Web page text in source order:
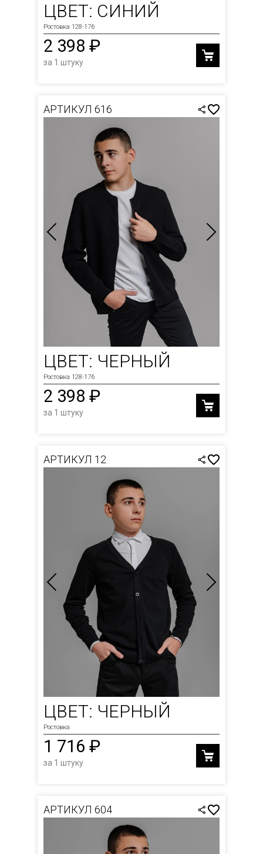
ЦВЕТ: СИНИЙ
Ростовка 128-176
2 398 ₽
за 1 штуку
АРТИКУЛ 616
ЦВЕТ: ЧЕРНЫЙ
Ростовка 128-176
2 398 ₽
за 1 штуку
АРТИКУЛ 12
ЦВЕТ: ЧЕРНЫЙ
Ростовка
1 716 ₽
за 1 штуку
АРТИКУЛ 604